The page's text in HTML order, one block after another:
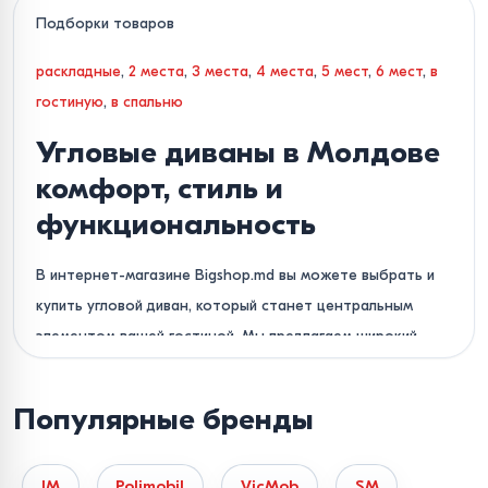
Подборки товаров
раскладные, 2 места, 3 места, 4 места, 5 мест, 6 мест, в
гостиную, в спальню
Угловые диваны в Молдове
комфорт, стиль и
функциональность
В интернет-магазине Bigshop.md вы можете выбрать и
купить угловой диван, который станет центральным
элементом вашей гостиной. Мы предлагаем широкий
представлены как классические Г-образные, так и
Популярные бренды